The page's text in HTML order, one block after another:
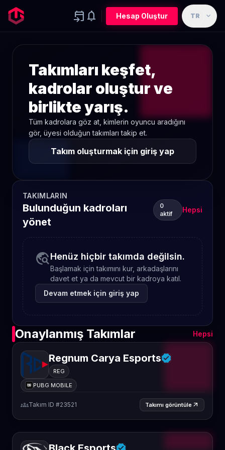
event_upcoming notifications Hesap Oluştur TR expand_more
Takımları keşfet,
kadrolar oluştur ve
birlikte yarış.
Tüm kadrolara göz at, kimlerin oyuncu aradığını
gör, üyesi olduğun takımları takip et.
Takım oluşturmak için giriş yap
TAKIMLARIN
Bulunduğun kadroları
yönet
0
aktif
Hepsi
travel_exploreHenüz hiçbir takımda değilsin.
Başlamak için takımını kur, arkadaşlarını
davet et ya da mevcut bir kadroya katıl.
Devam etmek için giriş yap
Onaylanmış Takımlar Hepsi
Regnum Carya Esports
REG
PUBG MOBILE
groupsTakım ID #23521 Takımı görüntüle arrow_outward